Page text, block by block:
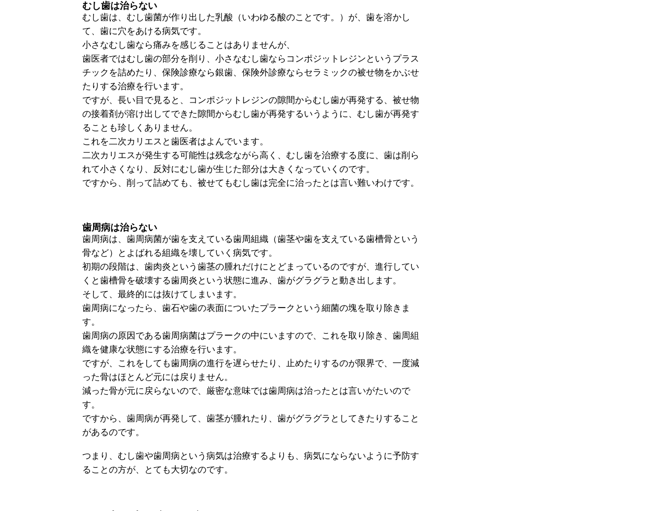
むし歯は治らない
むし歯は、むし歯菌が作り出した乳酸（いわゆる酸のことです。）が、歯を溶かし
て、歯に穴をあける病気です。
小さなむし歯なら痛みを感じることはありませんが、
歯医者ではむし歯の部分を削り、小さなむし歯ならコンポジットレジンというプラス
チックを詰めたり、保険診療なら銀歯、保険外診療ならセラミックの被せ物をかぶせ
たりする治療を行います。
ですが、長い目で見ると、コンポジットレジンの隙間からむし歯が再発する、被せ物
の接着剤が溶け出してできた隙間からむし歯が再発するいうように、むし歯が再発す
ることも珍しくありません。
これを二次カリエスと歯医者はよんでいます。
二次カリエスが発生する可能性は残念ながら高く、むし歯を治療する度に、歯は削ら
れて小さくなり、反対にむし歯が生じた部分は大きくなっていくのです。
ですから、削って詰めても、被せてもむし歯は完全に治ったとは言い難いわけです。
歯周病は治らない
歯周病は、歯周病菌が歯を支えている歯周組織（歯茎や歯を支えている歯槽骨という
骨など）とよばれる組織を壊していく病気です。
初期の段階は、歯肉炎という歯茎の腫れだけにとどまっているのですが、進行してい
くと歯槽骨を破壊する歯周炎という状態に進み、歯がグラグラと動き出します。
そして、最終的には抜けてしまいます。
歯周病になったら、歯石や歯の表面についたプラークという細菌の塊を取り除きま
す。
歯周病の原因である歯周病菌はプラークの中にいますので、これを取り除き、歯周組
織を健康な状態にする治療を行います。
ですが、これをしても歯周病の進行を遅らせたり、止めたりするのが限界で、一度減
った骨はほとんど元には戻りません。
減った骨が元に戻らないので、厳密な意味では歯周病は治ったとは言いがたいので
す。
ですから、歯周病が再発して、歯茎が腫れたり、歯がグラグラとしてきたりすること
があるのです。
つまり、むし歯や歯周病という病気は治療するよりも、病気にならないように予防す
ることの方が、とても大切なのです。